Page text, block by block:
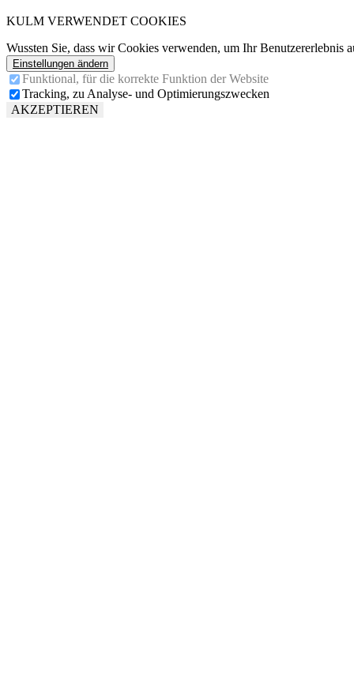
KULM VERWENDET COOKIES
Wussten Sie, dass wir Cookies verwenden, um Ihr
Einstellungen ändern
Funktional, für die korrekte Funktion der Website
Tracking, zu Analyse- und Optimierungszwecken
AKZEPTIEREN